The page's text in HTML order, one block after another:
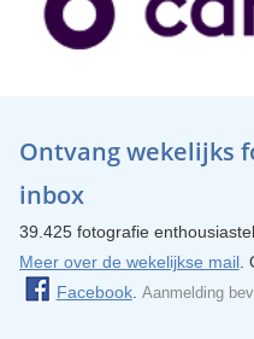
Ontvang wekelijks
inbox
39.425 fotografie
Meer over de wekelijkse mail.
Facebook. Aanmelding